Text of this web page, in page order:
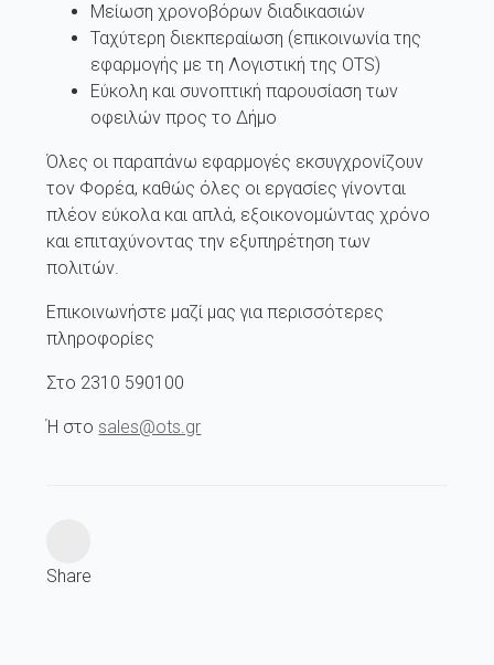
Share
Μείωση χρονοβόρων διαδικασιών
Ταχύτερη διεκπεραίωση (επικοινωνία της
εφαρμογής με τη Λογιστική της OTS)
Εύκολη και συνοπτική παρουσίαση των
οφειλών προς το Δήμο
Όλες οι παραπάνω εφαρμογές εκσυγχρονίζουν
τον Φορέα, καθώς όλες οι εργασίες γίνονται
πλέον εύκολα και απλά, εξοικονομώντας χρόνο
και επιταχύνοντας την εξυπηρέτηση των
πολιτών.
Επικοινωνήστε μαζί μας για περισσότερες
πληροφορίες
Στο 2310 590100
Ή στο sales@ots.gr